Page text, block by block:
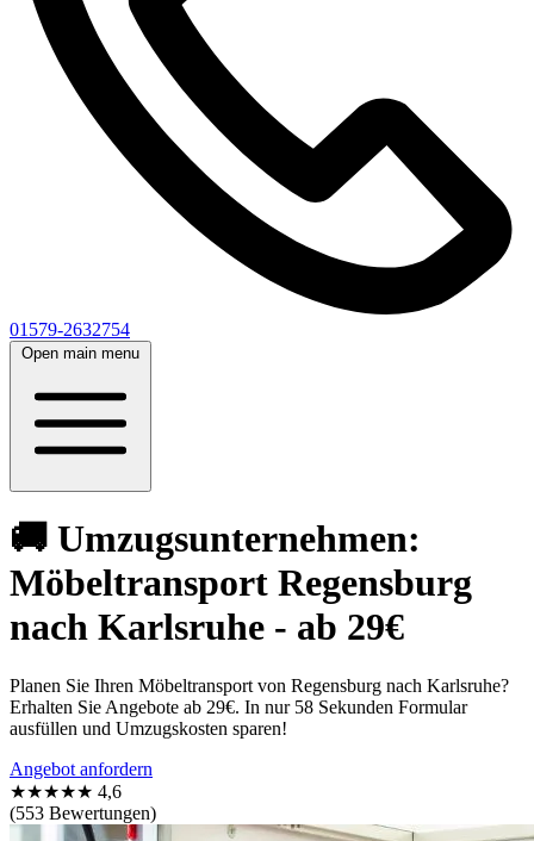
01579-2632754
Open main menu
🚚 Umzugsunternehmen:
Möbeltransport Regensburg
nach Karlsruhe - ab 29€
Planen Sie Ihren Möbeltransport von Regensburg nach Karlsruhe?
Erhalten Sie Angebote ab 29€. In nur 58 Sekunden Formular
ausfüllen und Umzugskosten sparen!
Angebot anfordern
★★★★★ 4,6
(553 Bewertungen)